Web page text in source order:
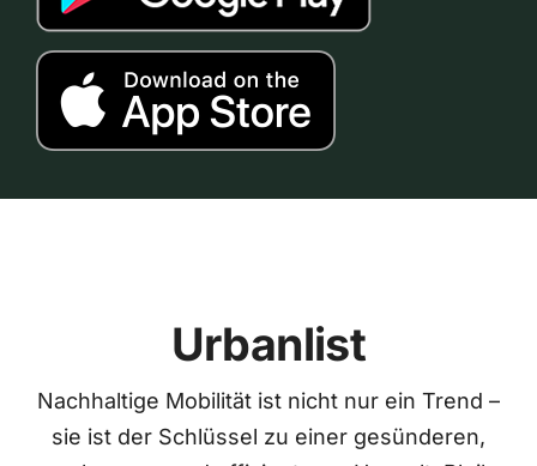
Urbanlist
Nachhaltige Mobilität ist nicht nur ein Trend –
sie ist der Schlüssel zu einer gesünderen,